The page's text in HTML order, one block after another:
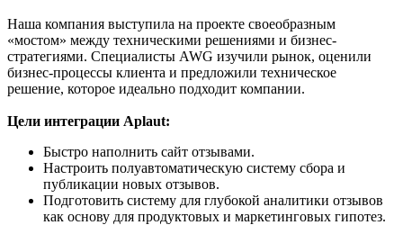
Наша компания выступила на проекте своеобразным
«мостом» между техническими решениями и бизнес-
стратегиями. Специалисты AWG изучили рынок, оценили
бизнес-процессы клиента и предложили техническое
решение, которое идеально подходит компании.
Цели интеграции Aplaut:
Быстро наполнить сайт отзывами.
Настроить полуавтоматическую систему сбора и
публикации новых отзывов.
Подготовить систему для глубокой аналитики отзывов
как основу для продуктовых и маркетинговых гипотез.